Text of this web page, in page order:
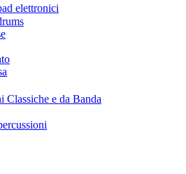
elettronici
Classiche e da Banda